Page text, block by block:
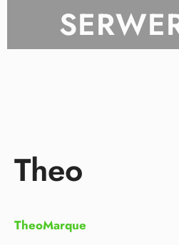
Theo
TheoMarque